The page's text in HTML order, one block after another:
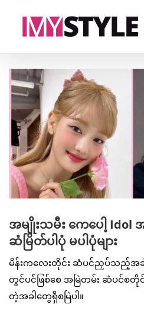
View
Larger
Image
အမျိုးသမီး ကေပေါ့
ဆံမြိတ်ပါပုံ မပါပုံများ
မိန်းကလေးတိုင်း ဆံပင်ညှပ်သည့်အခ
တွင်ပင်ဖြစ်စေ အမြဲတမ်း ဆံပင်စတို
တဲ့အခါတွေရှိစမြဲပါ။